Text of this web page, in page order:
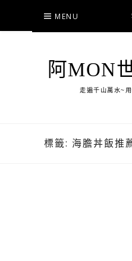
content
MENU
阿MON
走遍千山萬水~
標籤: 海膽丼飯推